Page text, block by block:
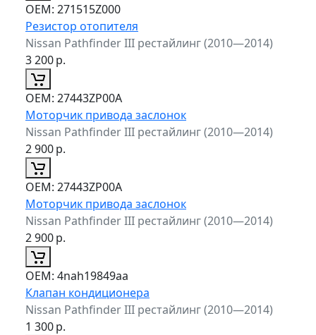
ОЕМ: 271515Z000
Резистор отопителя
Nissan Pathfinder III рестайлинг (2010—2014)
3 200р.
ОЕМ: 27443ZP00A
Моторчик привода заслонок
Nissan Pathfinder III рестайлинг (2010—2014)
2 900р.
ОЕМ: 27443ZP00A
Моторчик привода заслонок
Nissan Pathfinder III рестайлинг (2010—2014)
2 900р.
ОЕМ: 4nah19849aa
Клапан кондиционера
Nissan Pathfinder III рестайлинг (2010—2014)
1 300р.